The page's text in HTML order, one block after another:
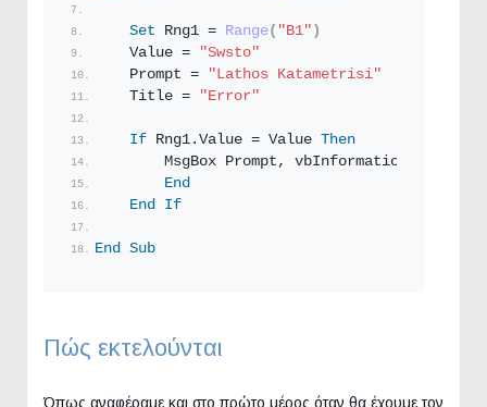
Set Rng1 = Range( "B1" )
    Value =
"Swsto"
    Prompt =
"Lathos Katametrisi"
    Title =
"Error"
If Rng1. Value = Value Then
        MsgBox Prompt, vbInformation, Title
End
End
If
End Sub
Πώς εκτελούνται
Όπως αναφέραμε και στο πρώτο μέρος όταν θα έχουμε τον